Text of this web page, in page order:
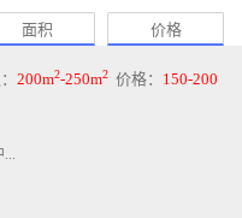
面积 价格
200m2-250m2 价格： 150-200
...